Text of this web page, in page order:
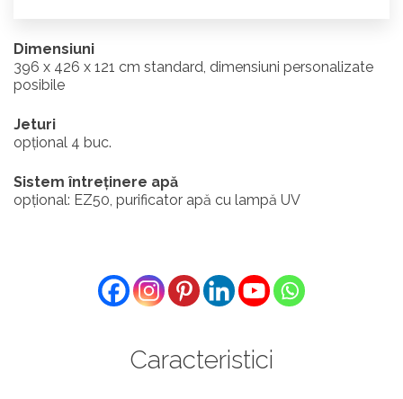
Dimensiuni
396 x 426 x 121 cm standard, dimensiuni personalizate
posibile
Jeturi
opțional 4 buc.
Sistem întreținere apă
opțional: EZ50, purificator apă cu lampă UV
Caracteristici